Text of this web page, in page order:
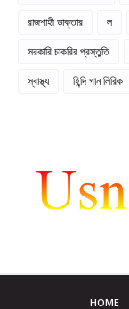
রাজশাহী ডাক্তার
ল
সরকারি চাকরির প্রস্তুতি
স্বাস্থ্য
হিন্দি গান লিরিক
HOME